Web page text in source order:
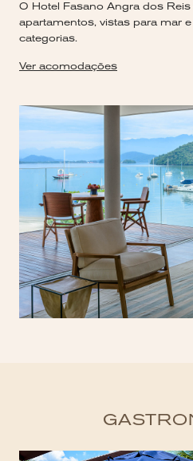
O Hotel Fasano Angra dos
apartamentos, vistas para mar
categorias.
Ver acomodações